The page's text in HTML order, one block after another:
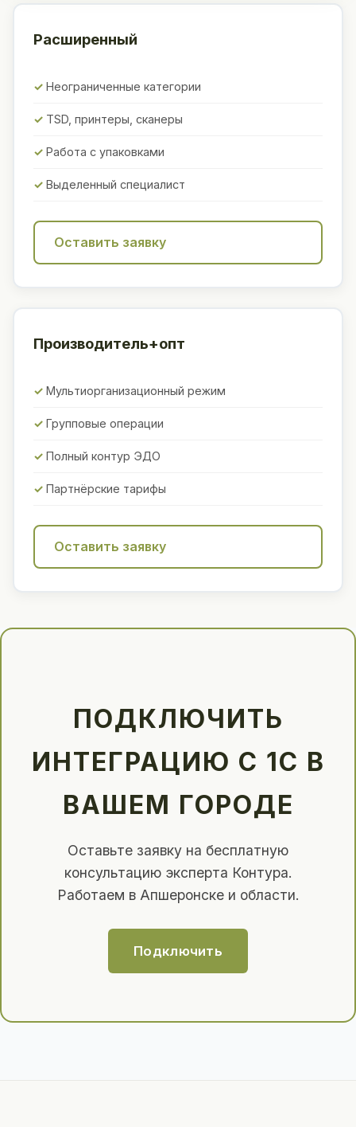
Расширенный
Неограниченные категории
TSD, принтеры, сканеры
Работа с упаковками
Выделенный специалист
Оставить заявку
Производитель+опт
Мультиорганизационный режим
Групповые операции
Полный контур ЭДО
Партнёрские тарифы
Оставить заявку
ПОДКЛЮЧИТЬ
ИНТЕГРАЦИЮ С 1С В
ВАШЕМ ГОРОДЕ
Оставьте заявку на бесплатную
консультацию эксперта Контура.
Работаем в Апшеронске и области.
Подключить